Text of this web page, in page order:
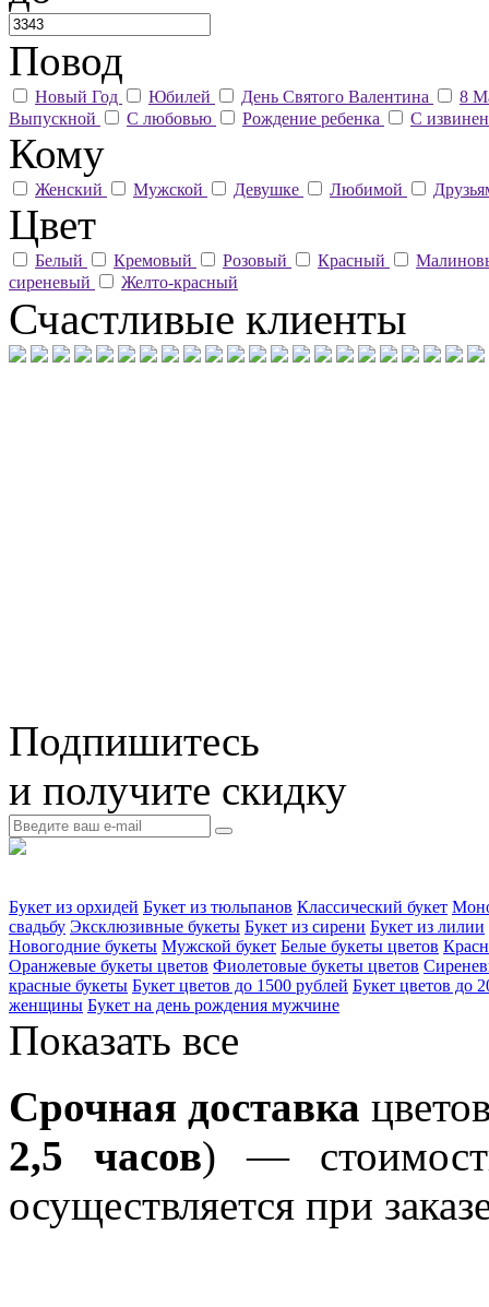
Повод
Новый Год Юбилей День Святого Валентина
8
Выпускной
С любовью Рождение ребенка С
Кому
Женский Мужской Девушке Любимой
Цвет
Белый Кремовый Розовый Красный
сиреневый
Желто-красный
Счастливые клиенты
Подпишитесь
и получите скидку
Букет из орхидей Букет из тюльпанов Классический букет
свадьбу Эксклюзивные букеты Букет из сирени Букет из лилии
Новогодние букеты Мужской букет Белые букеты цветов
Оранжевые букеты цветов Фиолетовые букеты цветов
красные букеты Букет цветов до 1500 рублей Букет цветов до
женщины Букет на день рождения мужчине
Показать все
Срочная доставка
2,5 часов) —
осуществляется при